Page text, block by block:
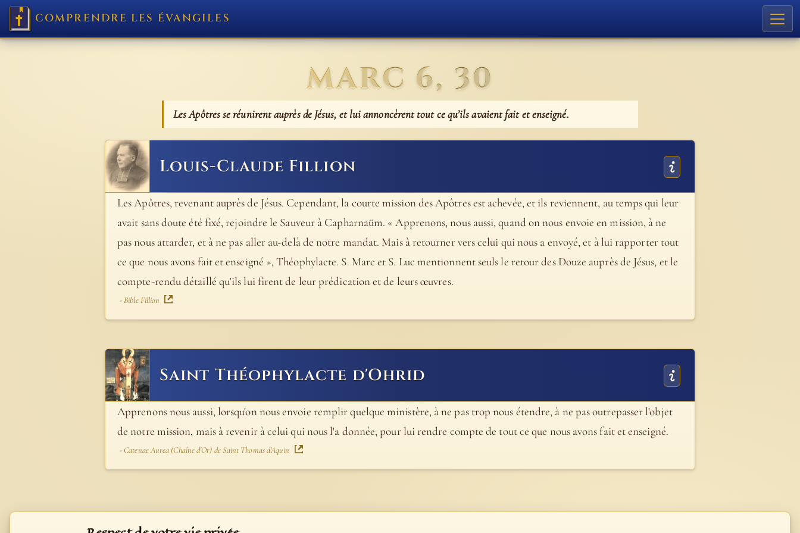
COMPRENDRE LES ÉVANGILES
MARC 6, 30
Les Apôtres se réunirent auprès de Jésus, et lui annoncèrent tout ce qu’ils avaient fait et enseigné.
Louis-Claude Fillion
Les Apôtres, revenant auprès de Jésus. Cependant, la courte mission des Apôtres est achevée, et ils reviennent, au temps qui leur
avait sans doute été fixé, rejoindre le Sauveur à Capharnaüm. « Apprenons, nous aussi, quand on nous envoie en mission, à ne
pas nous attarder, et à ne pas aller au-delà de notre mandat. Mais à retourner vers celui qui nous a envoyé, et à lui rapporter tout
ce que nous avons fait et enseigné », Théophylacte. S. Marc et S. Luc mentionnent seuls le retour des Douze auprès de Jésus, et le
compte-rendu détaillé qu’ils lui firent de leur prédication et de leurs œuvres.
- Bible Fillion
Saint Théophylacte d'Ohrid
Apprenons nous aussi, lorsqu'on nous envoie remplir quelque ministère, à ne pas trop nous étendre, à ne pas outrepasser l'objet
de notre mission, mais à revenir à celui qui nous l'a donnée, pour lui rendre compte de tout ce que nous avons fait et enseigné.
- Catenae Aurea (Chaîne d'Or) de Saint Thomas d'Aquin